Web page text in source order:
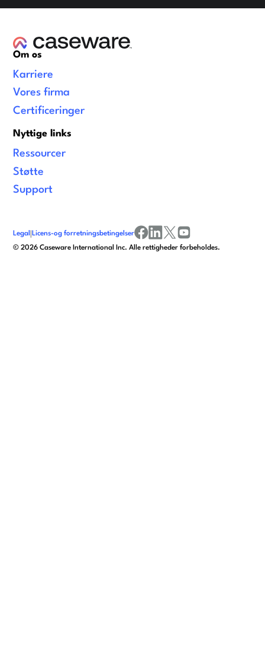
Om os
Karriere
Vores firma
Certificeringer
Nyttige links
Ressourcer
Støtte
Support
©2026 Caseware International Inc. Alle rettigheder forbeholdes.
Legal |Licens-og forretningsbetingelser
facebook
linkedinx/twitter
youtube